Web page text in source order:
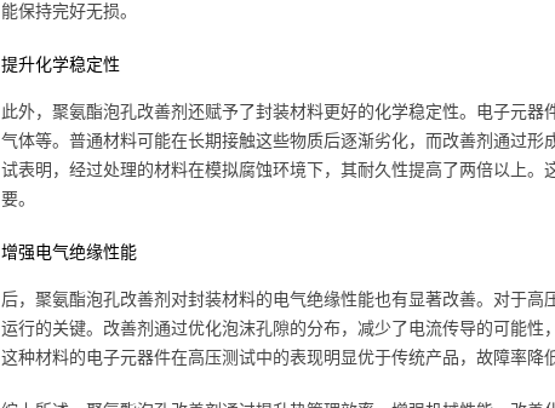
能保持完好无损。
提升化学稳定性
此外，聚氨酯泡孔改善剂还赋予了封装材料更好的化学稳定性。电子元
气体等。普通材料可能在长期接触这些物质后逐渐劣化，而改善剂通过
试表明，经过处理的材料在模拟腐蚀环境下，其耐久性提高了两倍以上
要。
增强电气绝缘性能
后，聚氨酯泡孔改善剂对封装材料的电气绝缘性能也有显著改善。对于
运行的关键。改善剂通过优化泡沫孔隙的分布，减少了电流传导的可能
这种材料的电子元器件在高压测试中的表现明显优于传统产品，故障率降